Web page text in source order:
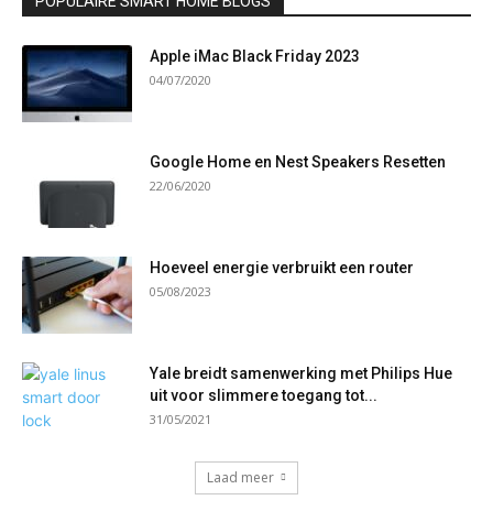
Apple iMac Black Friday 2023
04/07/2020
Google Home en Nest Speakers Resetten
22/06/2020
Hoeveel energie verbruikt een router
05/08/2023
Yale breidt samenwerking met Philips Hue
uit voor slimmere toegang tot...
31/05/2021
Laad meer